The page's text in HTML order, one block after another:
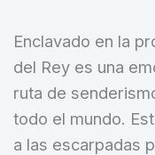
Enclavado en la
del Rey es una
ruta de
todo el mundo.
a las escarpadas